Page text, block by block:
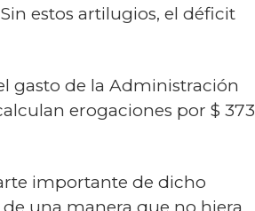
estos artilugios, el déficit
gasto de la Administración
erogaciones por $ 373
importante de dicho